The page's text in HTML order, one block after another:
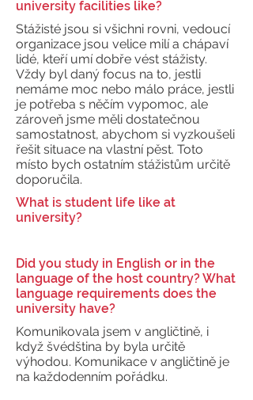
university facilities like?
Stážisté jsou si všichni rovni, vedoucí
organizace jsou velice milí a chápaví
lidé, kteří umí dobře vést stážisty.
Vždy byl daný focus na to, jestli
nemáme moc nebo málo práce, jestli
je potřeba s něčím vypomoc, ale
zároveň jsme měli dostatečnou
samostatnost, abychom si vyzkoušeli
řešit situace na vlastní pěst. Toto
místo bych ostatním stážistům určitě
doporučila.
What is student life like at
university?
Did you study in English or in the
language of the host country? What
language requirements does the
university have?
Komunikovala jsem v angličtině, i
když švédština by byla určitě
výhodou. Komunikace v angličtině je
na každodenním pořádku.